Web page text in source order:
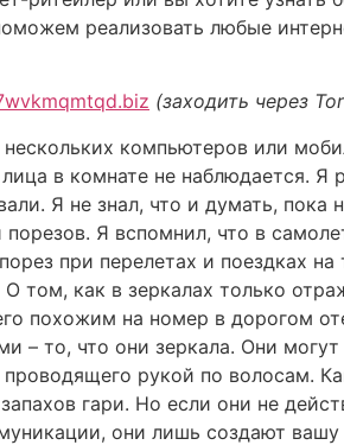
реализовать любые
(заходить через
компьютеров или
в комнате не наблюдается. Я
Я не знал, что и думать, пока
Я вспомнил, что в
при перелетах и поездках
том, как в зеркалах только
похожим на номер в дорогом
– то, что они зеркала. Они могут
рукой по волосам.
гари. Но если они не
они лишь создают